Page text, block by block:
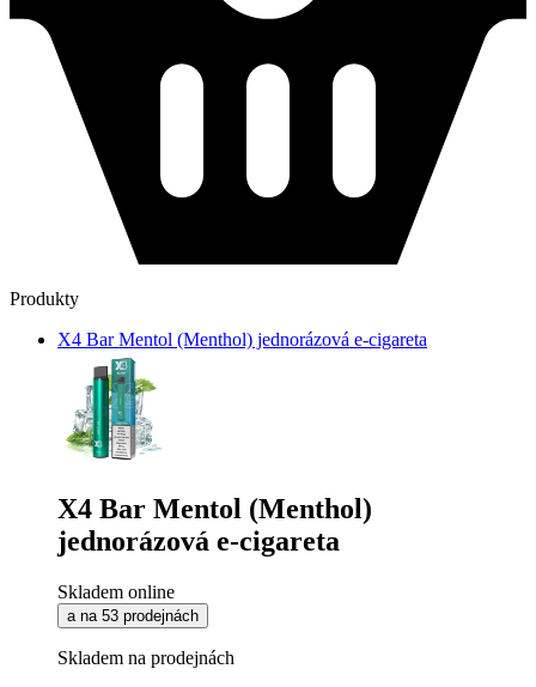
Produkty
X4 Bar Mentol (Menthol) jednorázová e-cigareta
X4 Bar Mentol (Menthol)
jednorázová e-cigareta
Skladem online
a na 53 prodejnách
Skladem na prodejnách